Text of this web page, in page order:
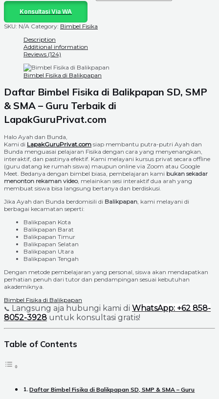
Konsultasi Via WA
SKU: N/A Category: Bimbel Fisika
Description
Additional information
Reviews (124)
Bimbel Fisika di Balikpapan
Daftar Bimbel Fisika di Balikpapan SD, SMP
& SMA – Guru Terbaik di
LapakGuruPrivat.com
Halo Ayah dan Bunda,
Kami di LapakGuruPrivat.com siap membantu putra-putri Ayah dan
Bunda menguasai pelajaran Fisika dengan cara yang menyenangkan,
interaktif, dan pastinya efektif. Kami melayani kursus privat secara offline
(guru datang ke rumah siswa) maupun online via Zoom atau Google
Meet. Bedanya dengan bimbel biasa, pembelajaran kami bukan sekadar
menonton rekaman video, melainkan sesi interaktif dua arah yang
membuat siswa bisa langsung bertanya dan berdiskusi.
Jika Ayah dan Bunda berdomisili di Balikpapan , kami melayani di
berbagai kecamatan seperti:
Balikpapan Kota
Balikpapan Barat
Balikpapan Timur
Balikpapan Selatan
Balikpapan Utara
Balikpapan Tengah
Dengan metode pembelajaran yang personal, siswa akan mendapatkan
perhatian penuh dari tutor dan pendampingan sesuai kebutuhan
akademiknya.
Bimbel Fisika di Balikpapan
📞 Langsung aja hubungi kami di WhatsApp: +62 858-
8052-3928 untuk konsultasi gratis!
Table of Contents
Daftar Bimbel Fisika di Balikpapan SD, SMP & SMA – Guru